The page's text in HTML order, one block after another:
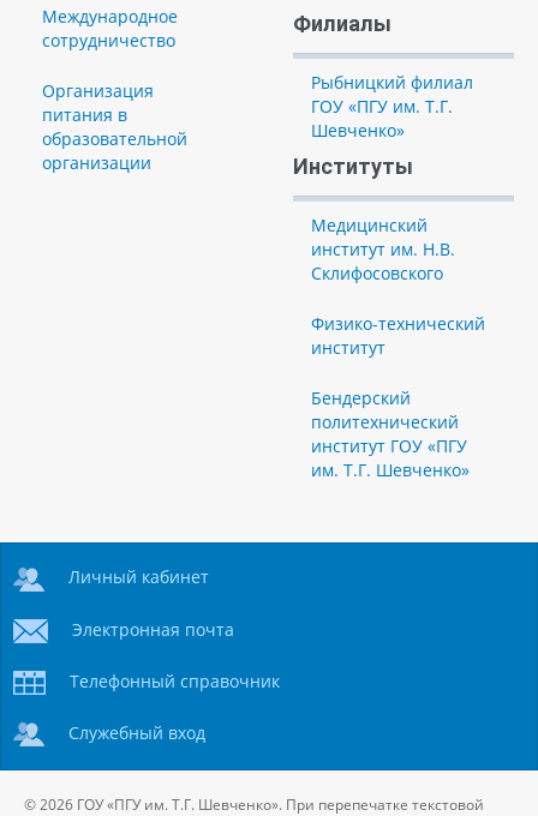
Международное
сотрудничество
Организация
питания в
образовательной
организации
Филиалы
Рыбницкий филиал
ГОУ «ПГУ им. Т.Г.
Шевченко»
Институты
Медицинский
институт им. Н.В.
Склифосовского
Физико-технический
институт
Бендерский
политехнический
институт ГОУ «ПГУ
им. Т.Г. Шевченко»
Личный кабинет
Электронная почта
Телефонный справочник
Служебный вход
© 2026 ГОУ «ПГУ им. Т.Г. Шевченко». При перепечатке текстовой